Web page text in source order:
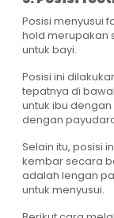
Posisi menyusui
hold merupakan
untuk bayi.
Posisi ini
tepatnya di
untuk ibu
dengan
Selain itu, posisi
kembar secara
adalah lengan
untuk menyusui.